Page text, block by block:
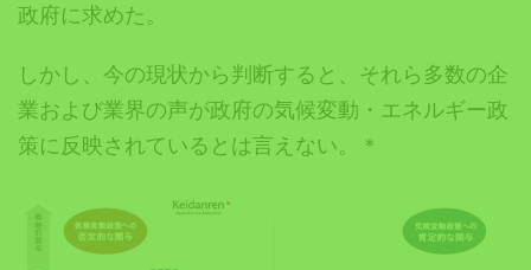
政府に求めた。
しかし、今の現状から判断すると、それら多数の企
業および業界の声が政府の気候変動・エネルギー政
策に反映されているとは言えない。＊